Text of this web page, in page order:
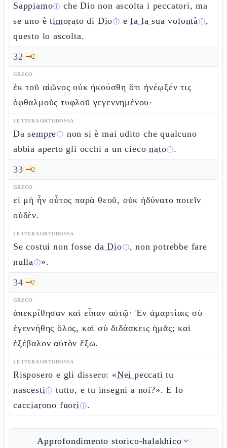
Sappiamoⓘ che Dio non ascolta i peccatori, ma
se uno ètimorato di Dioⓘ efa la sua volontàⓘ,
questo lo ascolta.
32 🗝️2
GRECO
ἐκ τοῦ αἰῶνος οὐκ ἠκούσθη ὅτι ἠνέῳξέν τις
ὀφθαλμοὺς τυφλοῦ γεγεννημένου·
LETTURA ORTODOSSA
Da sempreⓘ non si è mai udito che qualcuno
abbia aperto gli occhi a uncieco natoⓘ.
33 🗝️2
GRECO
εἰ μὴ ἦν οὗτος παρὰ θεοῦ, οὐκ ἠδύνατο ποιεῖν
οὐδέν.
LETTURA ORTODOSSA
Se costui non fosseda Dioⓘ, non potrebbe fare
nullaⓘ».
34 🗝️2
GRECO
ἀπεκρίθησαν καὶ εἶπαν αὐτῷ· Ἐν ἁμαρτίαις σὺ
ἐγεννήθης ὅλος, καὶ σὺ διδάσκεις ἡμᾶς; καὶ
ἐξέβαλον αὐτὸν ἔξω.
LETTURA ORTODOSSA
Risposero e gli dissero: «Nei peccati tu
nascestiⓘ tutto, e tu insegni a noi?». E lo
cacciarono fuoriⓘ.
Approfondimento storico-halakhico